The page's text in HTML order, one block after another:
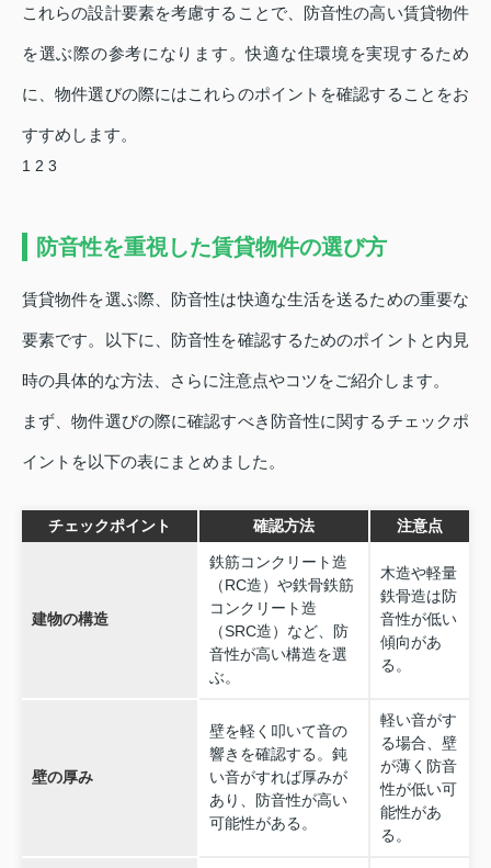
これらの設計要素を考慮することで、防音性の高い賃貸物件
を選ぶ際の参考になります。快適な住環境を実現するため
に、物件選びの際にはこれらのポイントを確認することをお
すすめします。
1 2 3
防音性を重視した賃貸物件の選び方
賃貸物件を選ぶ際、防音性は快適な生活を送るための重要な
要素です。以下に、防音性を確認するためのポイントと内見
時の具体的な方法、さらに注意点やコツをご紹介します。
まず、物件選びの際に確認すべき防音性に関するチェックポ
イントを以下の表にまとめました。
チェックポイント 確認方法 注意点
建物の構造
鉄筋コンクリート造
（RC造）や鉄骨鉄筋
コンクリート造
（SRC造）など、防
音性が高い構造を選
ぶ。
木造や軽量
鉄骨造は防
音性が低い
傾向があ
る。
壁の厚み
壁を軽く叩いて音の
響きを確認する。鈍
い音がすれば厚みが
あり、防音性が高い
可能性がある。
軽い音がす
る場合、壁
が薄く防音
性が低い可
能性があ
る。